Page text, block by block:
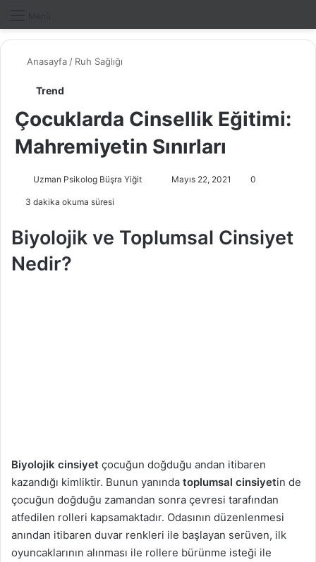
Anasayfa / Ruh Sağlığı
Trend
Çocuklarda Cinsellik Eğitimi:
Mahremiyetin Sınırları
Uzman Psikolog Büşra Yiğit
e
-
e
k
Mayıs 22, 2021 0
3 dakika okuma süresi
Biyolojik ve Toplumsal Cinsiyet
Nedir?
Biyolojik cinsiyet çocuğun doğduğu andan itibaren
kazandığı kimliktir. Bunun yanında toplumsal cinsiyetin de
çocuğun doğduğu zamandan sonra çevresi tarafından
atfedilen rolleri kapsamaktadır. Odasının düzenlenmesi
anından itibaren duvar renkleri ile başlayan serüven, ilk
oyuncaklarının alınması ile rollere bürünme isteği ile